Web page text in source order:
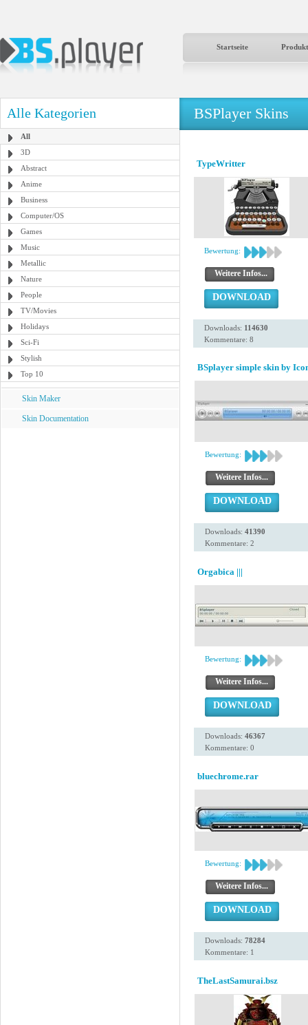
Startseite
Alle Kategorien
All
3D
Abstract
Anime
Business
Computer/OS
Games
Music
Metallic
Nature
People
TV/Movies
Holidays
Sci-Fi
Stylish
Top 10
Skin Maker
Skin Documentation
BSPlayer Skins
TypeWritter
Bewertung:
Weitere Infos...
DOWNLOAD
Downloads: 114630
Kommentare: 8
BSplayer simple skin by
Bewertung:
Weitere Infos...
DOWNLOAD
Downloads: 41390
Kommentare: 2
Orgabica |||
Bewertung:
Weitere Infos...
DOWNLOAD
Downloads: 46367
Kommentare: 0
bluechrome.rar
Bewertung:
Weitere Infos...
DOWNLOAD
Downloads: 78284
Kommentare: 1
TheLastSamurai.bsz